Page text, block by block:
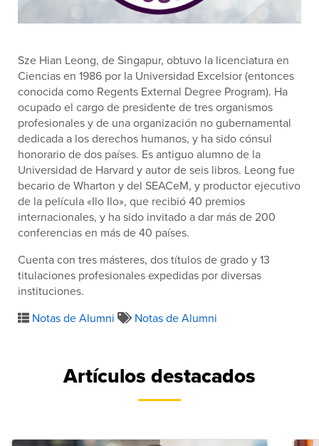
Sze Hian Leong, de Singapur, obtuvo la licenciatura en
Ciencias en 1986 por la Universidad Excelsior (entonces
conocida como Regents External Degree Program). Ha
ocupado el cargo de presidente de tres organismos
profesionales y de una organización no gubernamental
dedicada a los derechos humanos, y ha sido cónsul
honorario de dos países. Es antiguo alumno de la
Universidad de Harvard y autor de seis libros. Leong fue
becario de Wharton y del SEACeM, y productor ejecutivo
de la película «Ilo Ilo», que recibió 40 premios
internacionales, y ha sido invitado a dar más de 200
conferencias en más de 40 países.
Cuenta con tres másteres, dos títulos de grado y 13
titulaciones profesionales expedidas por diversas
instituciones.
Notas de Alumni
Notas de Alumni
Artículos destacados